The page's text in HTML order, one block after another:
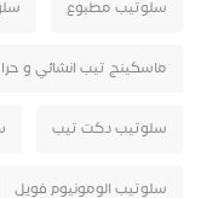
سلوتيب مطبوع
ماسكينج تيب انشائي و
سلوتيب دكت تيب
سلوتيب الومونيوم فويل